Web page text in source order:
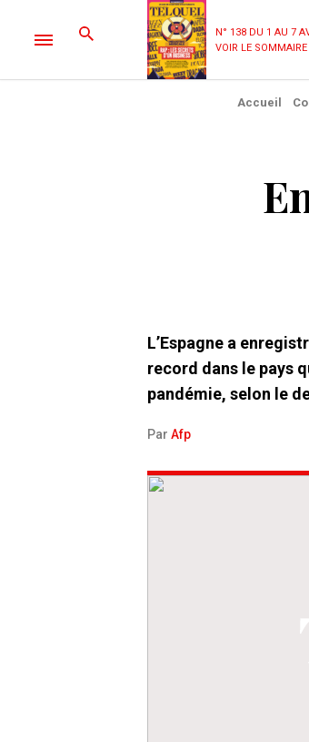
N° 138 DU 1 AU 7
VOIR LE
Accueil
L’Espagne a
record dans le pays
pandémie, selon le
Par Afp